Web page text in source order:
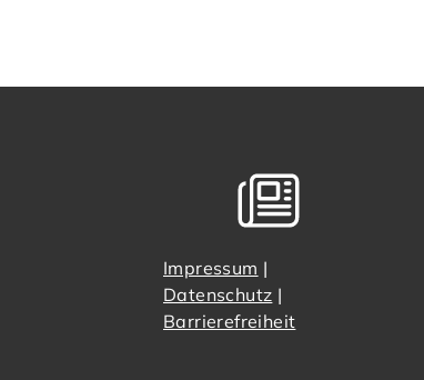
Impressum |
Datenschutz |
Barrierefreiheit